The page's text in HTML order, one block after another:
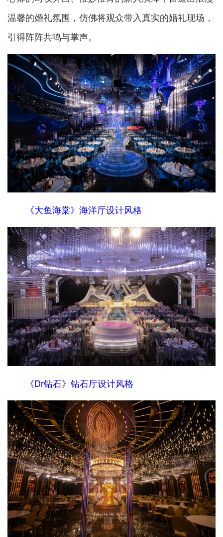
温馨的婚礼氛围，仿佛将观众带入真实的婚礼现场，
引得阵阵共鸣与掌声。
《大鱼海棠》海洋厅设计风格
《Dr钻石》钻石厅设计风格